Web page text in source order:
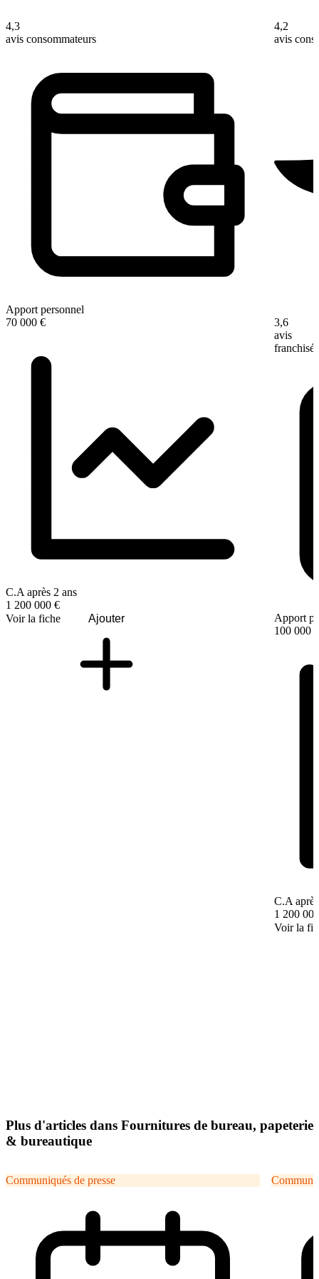
4,3
avis consommateurs
Apport personnel
70 000 €
C.A après 2 ans
1 200 000 €
Voir la fiche
Ajouter
4,2
avis
3,6
avis
franchisé
Apport
100 000 €
C.A
1 200
Voir la
Plus d'articles dans Fournitures de bureau, papeterie
& bureautique
Communiqués de presse